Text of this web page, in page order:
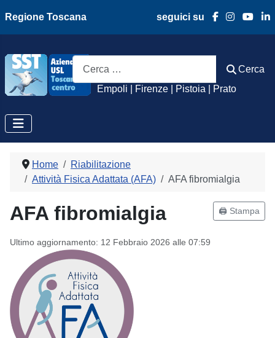
Regione Toscana seguici su
Azienda Usl
Empoli | Firenze | Pistoia | Prato
Cerca
Cerca
Home
Riabilitazione
Attività Fisica Adattata (AFA)
AFA fibromialgia
AFA fibromialgia
Ultimo aggiornamento: 12 Febbraio 2026 alle 07:59
🖨️ Stampa